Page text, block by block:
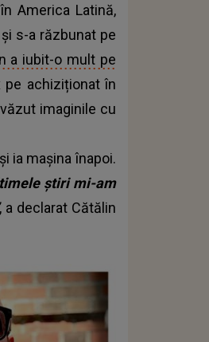
America Latină,
s-a răzbunat pe
a iubit-o mult pe
achiziționat în
imaginile cu
ia mașina înapoi.
știri mi-am
a declarat Cătălin